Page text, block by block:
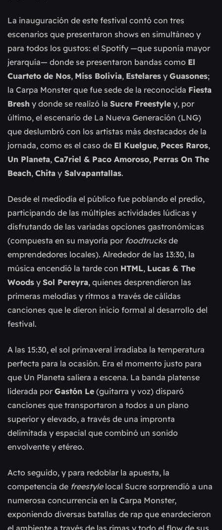
La inauguración de este festival contó con tres
escenarios que presentaron shows en simultáneo y
para todos los gustos: el Spotify —que suponía mayor
jerarquía— donde se presentaron bandas como El
Cuarteto de Nos, Miss Bolivia, Estelares y Guasones;
la Carpa Monster que fue sede de la reconocida Fiesta
Bresh y donde se realizó la Sucre Freestyle y, por
último, el escenario de La Nueva Generación (LNG)
que deslumbró con los artistas más destacados de la
jornada, como es el caso de El Kuelgue, Peces Raros,
Un Planeta, Ca7riel & Paco Amoroso, Perras On The
Beach, Chita y Salvapantallas.
Desde el mediodía el público fue poblando el predio,
participando de las múltiples actividades lúdicas y
disfrutando de las variadas opciones gastronómicas
(compuesta en su mayoría por foodtrucksde
emprendedores locales). Alrededor de las 13:30, la
música encendió la tarde con HTML, Lucas & The
Woods y Sol Pereyra, quienes desprendieron las
primeras melodías y ritmos a través de cálidas
canciones que le dieron inicio formal al desarrollo del
festival.
A las 15:30, el sol primaveral irradiaba la temperatura
perfecta para la ocasión. Era el momento justo para
que Un Planeta saliera a escena. La banda platense
liderada por Gastón Le (guitarra y voz) disparó
canciones que transportaron a todos a un plano
superior y elevado, a través de una impronta
delimitada y espacial que combinó un sonido
envolvente y etéreo.
Acto seguido, y para redoblar la apuesta, la
competencia de freestylelocal Sucre sorprendió a una
numerosa concurrencia en la Carpa Monster,
exponiendo diversas batallas de rap que enardecieron
el ambiente a través de las rimas y todo el flow de sus